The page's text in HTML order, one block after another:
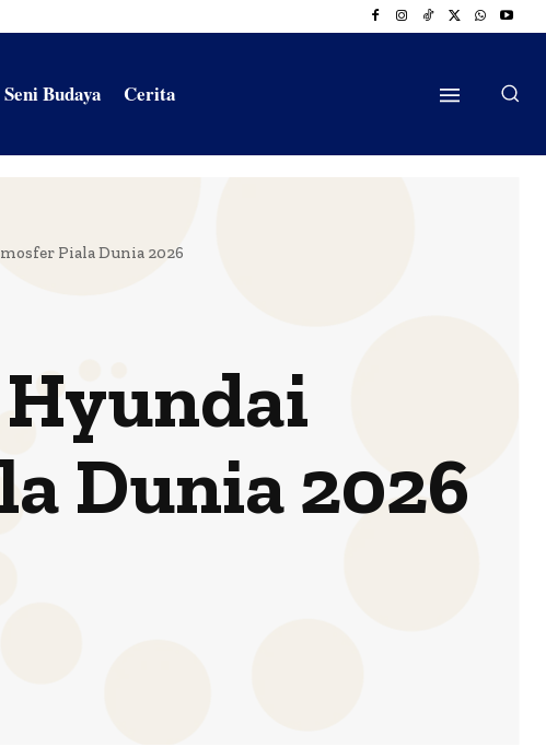
Seni Budaya Cerita
Piala Dunia 2026
Dunia 2026